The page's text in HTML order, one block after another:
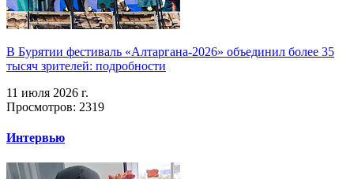
В Бурятии фестиваль «Алтаргана-2026» объединил более 35
тысяч зрителей: подробности
11 июля 2026 г.
Просмотров: 2319
Интервью